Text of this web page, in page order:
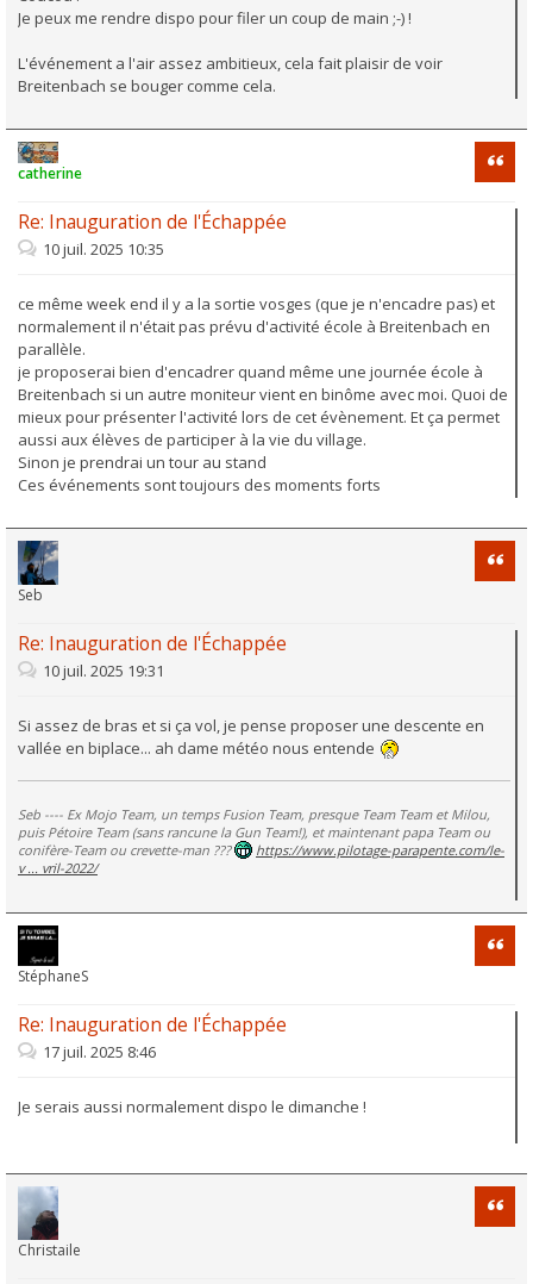
Je peux me rendre dispo pour filer un coup de main ;-) !
L'événement a l'air assez ambitieux, cela fait plaisir de voir
Breitenbach se bouger comme cela.
catherine
Re: Inauguration de l'Échappée
10 juil. 2025 10:35
ce même week end il y a la sortie vosges (que je n'encadre pas) et
normalement il n'était pas prévu d'activité école à Breitenbach en
parallèle.
je proposerai bien d'encadrer quand même une journée école à
Breitenbach si un autre moniteur vient en binôme avec moi. Quoi de
mieux pour présenter l'activité lors de cet évènement. Et ça permet
aussi aux élèves de participer à la vie du village.
Sinon je prendrai un tour au stand
Ces événements sont toujours des moments forts
Seb
Re: Inauguration de l'Échappée
10 juil. 2025 19:31
Si assez de bras et si ça vol, je pense proposer une descente en
vallée en biplace... ah dame météo nous entende
Seb ---- Ex Mojo Team, un temps Fusion Team, presque Team Team et Milou,
puis Pétoire Team (sans rancune la Gun Team!), et maintenant papa Team ou
conifère-Team ou crevette-man ???
https://www.pilotage-parapente.com/le-
v ... vril-2022/
StéphaneS
Re: Inauguration de l'Échappée
17 juil. 2025 8:46
Je serais aussi normalement dispo le dimanche !
Christaile